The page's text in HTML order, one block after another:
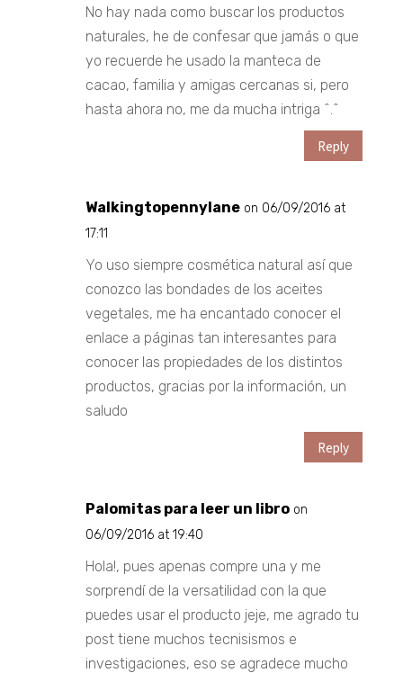
No hay nada como buscar los productos
naturales, he de confesar que jamás o que
yo recuerde he usado la manteca de
cacao, familia y amigas cercanas si, pero
hasta ahora no, me da mucha intriga ^.^
Reply
Walkingtopennylane on 06/09/2016 at
17:11
Yo uso siempre cosmética natural así que
conozco las bondades de los aceites
vegetales, me ha encantado conocer el
enlace a páginas tan interesantes para
conocer las propiedades de los distintos
productos, gracias por la información, un
saludo
Reply
Palomitas para leer un libro on
06/09/2016 at 19:40
Hola!, pues apenas compre una y me
sorprendí de la versatilidad con la que
puedes usar el producto jeje, me agrado tu
post tiene muchos tecnisismos e
investigaciones, eso se agradece mucho